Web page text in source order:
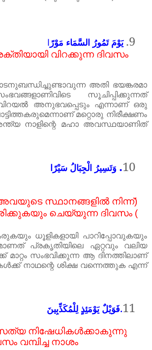
9. يَوْمَ تَمُورُ السَّمَاء مَوْرً ا
വിറക്കുന്ന ദിവസം
അതി ഭയങ്കരമാ
സൂചിപ്പിക്കുന്നത്
അനുഭവപ്പെടും എന്നാണ് ഒരു
മറ്റൊരു നിരീക്ഷണം
നാളിന്റെ മഹാ അവസ്ഥയാണിത്
10
. وَتَسِيرُ الْجِبَالُ سَيْرًا
സ്ഥാനങ്ങളിൽ നിന്ന്)
ചെയ്യുന്ന ദിവസം (
ധൂളികളായി പാറിപ്പോവുകയും
പ്രകൃതിയിലെ ഏറ്റവും വലിയ
മാറ്റം സംഭവിക്കുന്ന ആ ദിനത്തിലാണ്
നാഥന്റെ ശിക്ഷ വന്നെത്തുക എന്ന്
11.فَوَيْلٌ يَوْمَئِذٍ لِلْمُكَذِّبِينَ
നിഷേധികൾക്കാകുന്നു
വമ്പിച്ച നാശം